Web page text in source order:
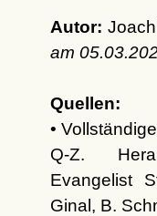
Autor:
am
Quellen:
•
Q-Z.
Evangelist
Ginal, B.